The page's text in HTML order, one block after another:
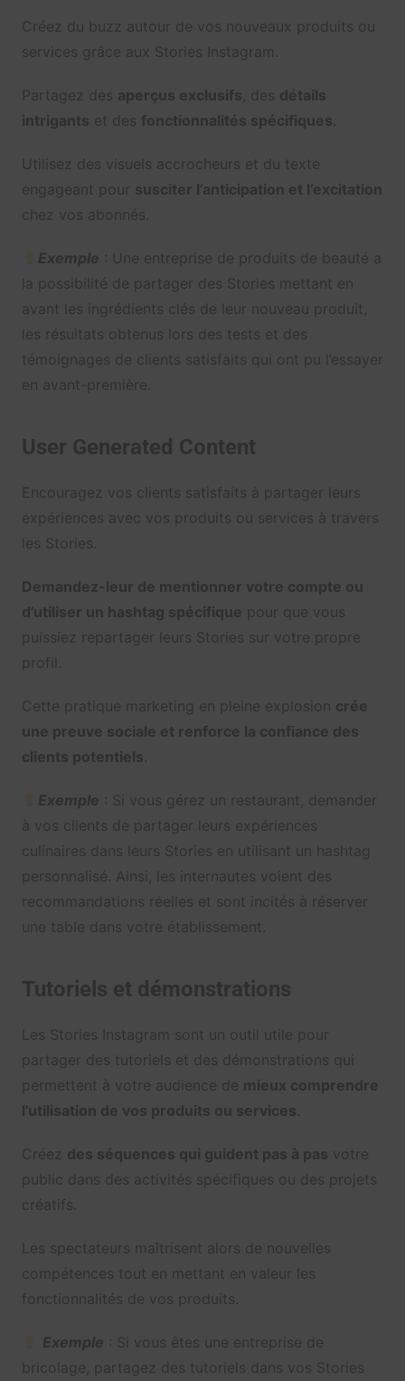
Créez du buzz autour de vos nouveaux produits ou
services grâce aux Stories Instagram.
Partagez des aperçus exclusifs , des détails
intrigants et des fonctionnalités spécifiques
Utilisez des visuels accrocheurs et du texte
engageant pour susciter l’anticipation et l’excitation
chez vos abonnés.
Exemple : Une entreprise de produits de beauté a
la possibilité de partager des Stories mettant en
avant les ingrédients clés de leur nouveau produit,
les résultats obtenus lors des tests et des
témoignages de clients satisfaits qui ont pu l’essayer
en avant-première.
User Generated Content
Encouragez vos clients satisfaits à partager leurs
expériences avec vos produits ou services à travers
les Stories.
Demandez-leur de mentionner votre compte ou
d’utiliser un hashtag spécifique pour que vous
puissiez repartager leurs Stories sur votre propre
profil.
Cette pratique marketing en pleine explosion crée
une preuve sociale et renforce la confiance des
clients potentiels
Exemple : Si vous gérez un restaurant, demander
à vos clients de partager leurs expériences
culinaires dans leurs Stories en utilisant un hashtag
personnalisé. Ainsi, les internautes voient des
recommandations réelles et sont incités à réserver
une table dans votre établissement.
Tutoriels et démonstrations
Les Stories Instagram sont un outil utile pour
partager des tutoriels et des démonstrations qui
permettent à votre audience de mieux comprendre
l’utilisation de vos produits ou services
Créez des séquences qui guident pas à pas votre
public dans des activités spécifiques ou des projets
créatifs.
Les spectateurs maîtrisent alors de nouvelles
compétences tout en mettant en valeur les
fonctionnalités de vos produits.
Exemple : Si vous êtes une entreprise de
bricolage, partagez des tutoriels dans vos Stories